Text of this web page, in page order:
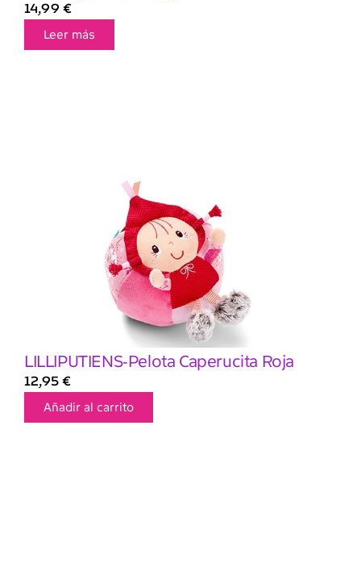
14,99 €
Leer más
LILLIPUTIENS-Pelota Caperucita Roja
12,95 €
Añadir al carrito